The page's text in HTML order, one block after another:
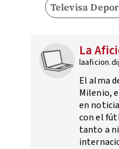
Televisa
La
El alma
Milenio,
en
con el
tanto a